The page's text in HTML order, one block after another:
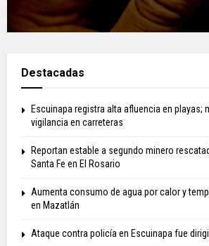
Destacadas
Escuinapa registra alta afluencia en playas;
vigilancia en carreteras
Reportan estable a segundo minero
Santa Fe en El Rosario
Aumenta consumo de agua por calor y
en Mazatlán
Ataque contra policía en Escuinapa fue